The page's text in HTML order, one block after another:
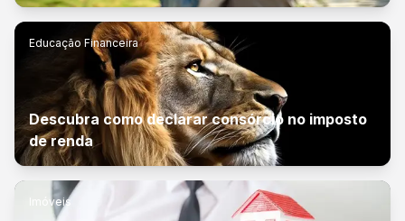
Educação Financeira
Descubra como declarar consórcio no imposto
de renda
Imóveis